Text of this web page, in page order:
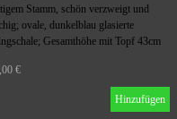
Stamm, schön verzweigt und
ovale, dunkelblau glasierte
Gesamthöhe mit Topf 43cm
€
Hinzufügen